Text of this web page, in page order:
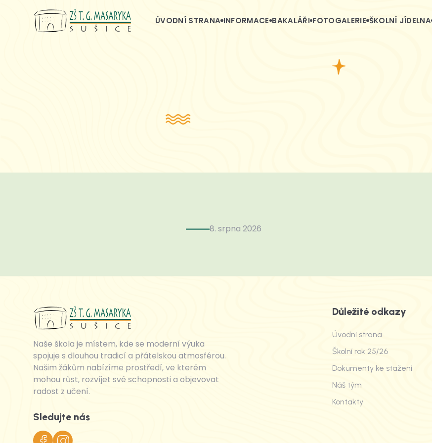
ÚVODNÍ STRANA INFORMACE BAKALÁŘI FOTOGALERIE ŠKOLNÍ JÍDELNA
8. srpna 2026
Naše škola je místem, kde se moderní výuka
spojuje s dlouhou tradicí a přátelskou atmosférou.
Našim žákům nabízíme prostředí, ve kterém
mohou růst, rozvíjet své schopnosti a objevovat
radost z učení.
Sledujte nás
Důležité odkazy
Úvodní strana
Školní rok 25/26
Dokumenty ke stažení
Náš tým
Kontakty